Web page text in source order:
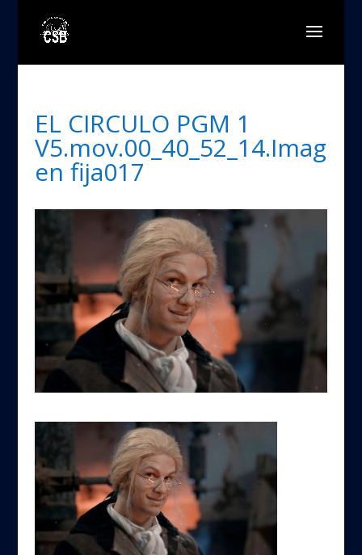
EL CIRCULO PGM 1
V5.mov.00_40_52_14.Imag
en fija017